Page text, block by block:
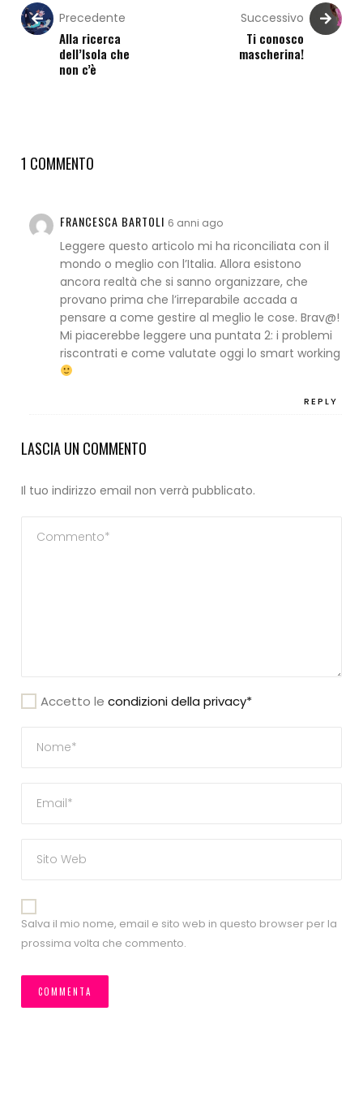
Precedente
Alla ricerca
dell’Isola che
non c’è
Successivo
Ti conosco
mascherina!
1 COMMENTO
FRANCESCA BARTOLI 6 anni ago
REPLY
Leggere questo articolo mi ha riconciliata con il
mondo o meglio con l’Italia. Allora esistono
ancora realtà che si sanno organizzare, che
provano prima che l’irreparabile accada a
pensare a come gestire al meglio le cose. Brav@!
Mi piacerebbe leggere una puntata 2: i problemi
riscontrati e come valutate oggi lo smart working
LASCIA UN COMMENTO
Il tuo indirizzo email non verrà pubblicato.
Accetto lecondizioni della privacy*
Salva il mio nome, email e sito web in questo browser per la
prossima volta che commento.